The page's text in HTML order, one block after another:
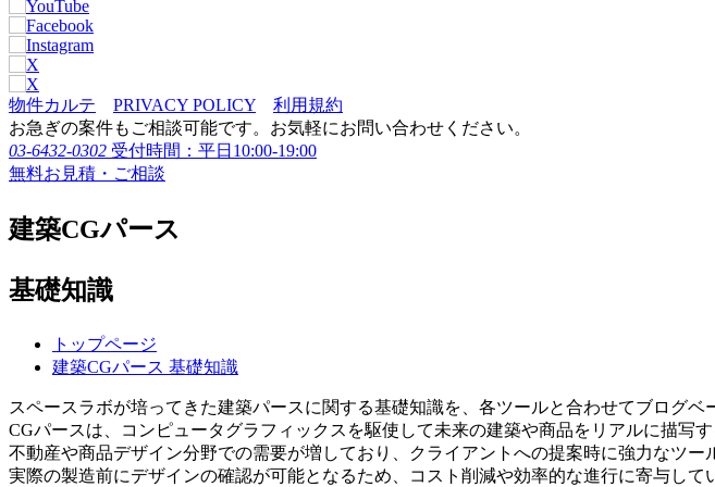
物件カルテ PRIVACY POLICY
利用規約
お急ぎの案件もご相談可能です。お気軽にお問い合わせください。
03-6432-0302 受付時間：平日10:00-19:00
無料お見積・ご相談
建築CGパース
基礎知識
トップページ
建築CGパース 基礎知識
スペースラボが培ってきた建築パースに関する基礎知識を、各ツールと合わせてブログベ
CGパースは、コンピュータグラフィックスを駆使して未来の建築や商品をリアルに描写
不動産や商品デザイン分野での需要が増しており、クライアントへの提案時に強力なツー
実際の製造前にデザインの確認が可能となるため、コスト削減や効率的な進行に寄与して